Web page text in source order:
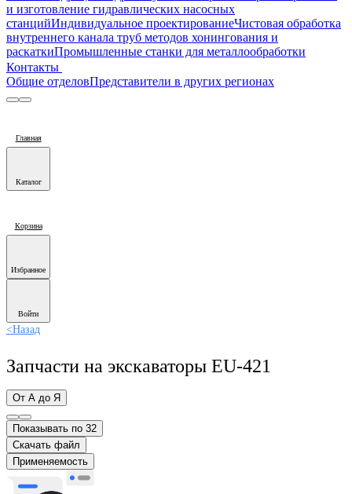
и изготовление гидравлических насосных
станцийИндивидуальное проектированиеЧистовая обработка
внутреннего канала труб методов хонингования и
раскаткиПромышленные станки для металлообработки
Контакты
Общие отделовПредставители в других регионах
Главная
Каталог
Корзина
Избранное
Войти
<Назад
Запчасти на экскаваторы EU-421
От А до Я
Показывать по 32
Скачать файл
Применяемость